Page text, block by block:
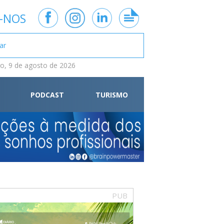
9 de agosto de 2026
PODCAST TURISMO
PUB